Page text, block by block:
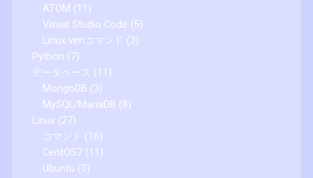
ATOM (11)
Visual Studio Code (5)
Linux vimコマンド (3)
Python (7)
データベース (11)
MongoDB (3)
MySQL/MariaDB (8)
Linux (27)
コマンド (16)
CentOS7(11)
Ubuntu (3)